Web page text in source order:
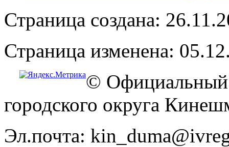
Страница создана:
Страница изменена:
© Официальный
городского округа
Эл.почта: